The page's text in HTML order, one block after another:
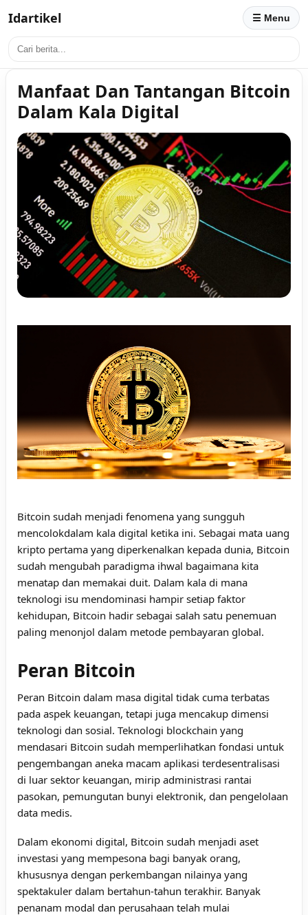
Idartikel ☰ Menu
Manfaat Dan Tantangan Bitcoin
Dalam Kala Digital
Bitcoin sudah menjadi fenomena yang sungguh
mencolokdalam kala digital ketika ini. Sebagai mata uang
kripto pertama yang diperkenalkan kepada dunia, Bitcoin
sudah mengubah paradigma ihwal bagaimana kita
menatap dan memakai duit. Dalam kala di mana
teknologi isu mendominasi hampir setiap faktor
kehidupan, Bitcoin hadir sebagai salah satu penemuan
paling menonjol dalam metode pembayaran global.
Peran Bitcoin
Peran Bitcoin dalam masa digital tidak cuma terbatas
pada aspek keuangan, tetapi juga mencakup dimensi
teknologi dan sosial. Teknologi blockchain yang
mendasari Bitcoin sudah memperlihatkan fondasi untuk
pengembangan aneka macam aplikasi terdesentralisasi
di luar sektor keuangan, mirip administrasi rantai
pasokan, pemungutan bunyi elektronik, dan pengelolaan
data medis.
Dalam ekonomi digital, Bitcoin sudah menjadi aset
investasi yang mempesona bagi banyak orang,
khususnya dengan perkembangan nilainya yang
spektakuler dalam bertahun-tahun terakhir. Banyak
penanam modal dan perusahaan telah mulai